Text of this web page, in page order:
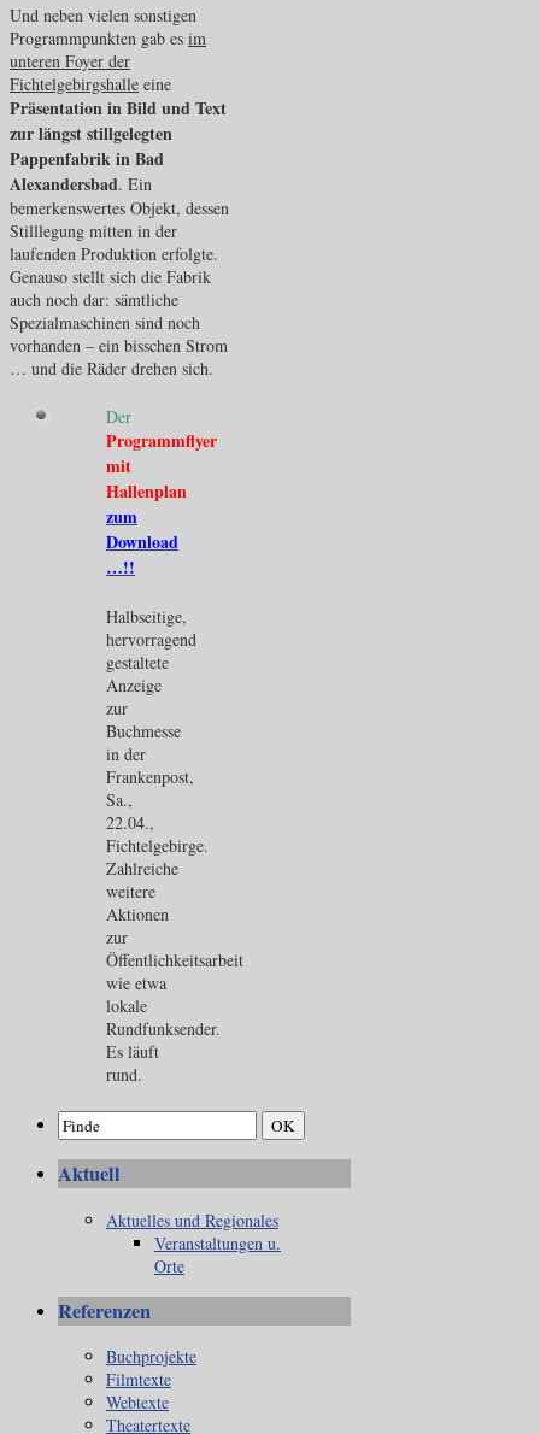
Und neben vielen sonstigen
Programmpunkten gab es im
unteren Foyer der
Fichtelgebirgshalle eine
Präsentation in Bild und Text
zur längst stillgelegten
Pappenfabrik in Bad
Alexandersbad. Ein
bemerkenswertes Objekt, dessen
Stilllegung mitten in der
laufenden Produktion erfolgte.
Genauso stellt sich die Fabrik
auch noch dar: sämtliche
Spezialmaschinen sind noch
vorhanden – ein bisschen Strom
… und die Räder drehen sich.
Der
Programmflyer
mit
Hallenplan
zum
Download
…!!
Halbseitige,
hervorragend
gestaltete
Anzeige
zur
Buchmesse
in der
Frankenpost,
Sa.,
22.04.,
Fichtelgebirge.
Zahlreiche
weitere
Aktionen
zur
Öffentlichkeitsarbeit
wie etwa
lokale
Rundfunksender.
Es läuft
rund.
Aktuell
Aktuelles und Regionales
Veranstaltungen u.
Orte
Referenzen
Buchprojekte
Filmtexte
Webtexte
Theatertexte